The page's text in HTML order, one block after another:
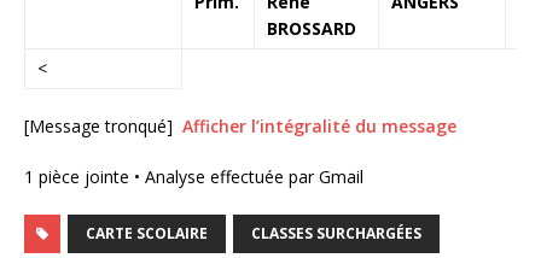
BROSSARD
<
[Message tronqué] Afficher l’intégralité du message
1 pièce jointe • Analyse effectuée par Gmail
CARTE SCOLAIRE CLASSES SURCHARGÉES